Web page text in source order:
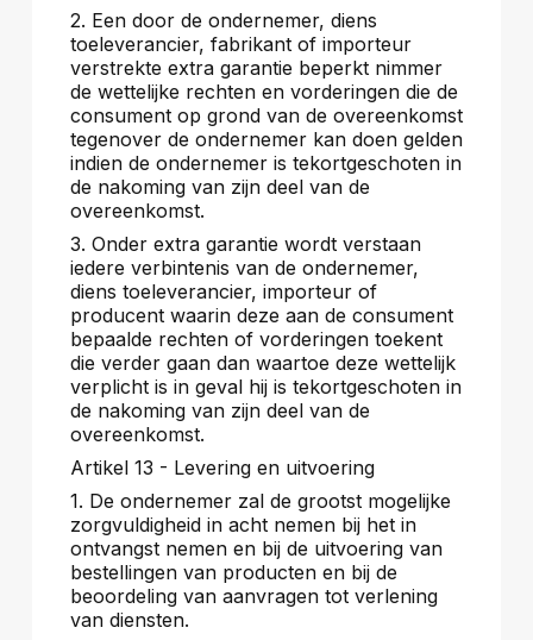
2. Een door de ondernemer, diens
toeleverancier, fabrikant of importeur
verstrekte extra garantie beperkt nimmer
de wettelijke rechten en vorderingen die de
consument op grond van de overeenkomst
tegenover de ondernemer kan doen gelden
indien de ondernemer is tekortgeschoten in
de nakoming van zijn deel van de
overeenkomst.
3. Onder extra garantie wordt verstaan
iedere verbintenis van de ondernemer,
diens toeleverancier, importeur of
producent waarin deze aan de consument
bepaalde rechten of vorderingen toekent
die verder gaan dan waartoe deze wettelijk
verplicht is in geval hij is tekortgeschoten in
de nakoming van zijn deel van de
overeenkomst.
Artikel 13 - Levering en uitvoering
1. De ondernemer zal de grootst mogelijke
zorgvuldigheid in acht nemen bij het in
ontvangst nemen en bij de uitvoering van
bestellingen van producten en bij de
beoordeling van aanvragen tot verlening
van diensten.